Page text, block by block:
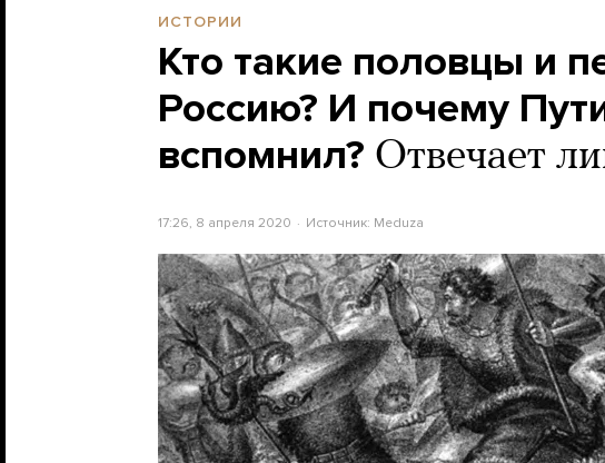
ИСТОРИИ
Кто такие половцы и
Россию? И почему
вспомнил? Отвечает
17:26, 8 апреля 2020 Источник: Meduza